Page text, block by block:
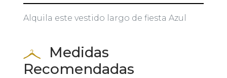
Alquila este vestido largo de fiesta Azul
Medidas
Recomendadas